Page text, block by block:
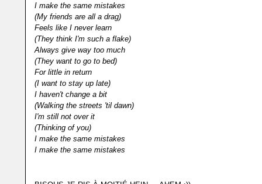
I make the same mistakes
(My friends are all a drag)
Feels like I never learn
(They think I'm such a flake)
Always give way too much
(They want to go to bed)
For little in return
(I want to stay up late)
I haven't change a bit
(Walking the streets 'til dawn)
I'm still not over it
(Thinking of you)
I make the same mistakes
I make the same mistakes